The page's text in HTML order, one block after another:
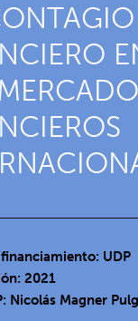
UDP
2021
Nicolás Magner